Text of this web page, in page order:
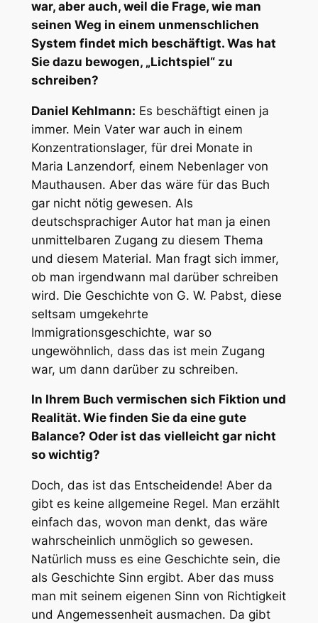
war, aber auch, weil die Frage, wie man
seinen Weg in einem unmenschlichen
System findet mich beschäftigt. Was hat
Sie dazu bewogen, „Lichtspiel“ zu
schreiben?
Daniel Kehlmann: Es beschäftigt einen ja
immer. Mein Vater war auch in einem
Konzentrationslager, für drei Monate in
Maria Lanzendorf, einem Nebenlager von
Mauthausen. Aber das wäre für das Buch
gar nicht nötig gewesen. Als
deutschsprachiger Autor hat man ja einen
unmittelbaren Zugang zu diesem Thema
und diesem Material. Man fragt sich immer,
ob man irgendwann mal darüber schreiben
wird. Die Geschichte von G. W. Pabst, diese
seltsam umgekehrte
Immigrationsgeschichte, war so
ungewöhnlich, dass das ist mein Zugang
war, um dann darüber zu schreiben.
In Ihrem Buch vermischen sich Fiktion und
Realität. Wie finden Sie da eine gute
Balance? Oder ist das vielleicht gar nicht
so wichtig?
Doch, das ist das Entscheidende! Aber da
gibt es keine allgemeine Regel. Man erzählt
einfach das, wovon man denkt, das wäre
wahrscheinlich unmöglich so gewesen.
Natürlich muss es eine Geschichte sein, die
als Geschichte Sinn ergibt. Aber das muss
man mit seinem eigenen Sinn von Richtigkeit
und Angemessenheit ausmachen. Da gibt